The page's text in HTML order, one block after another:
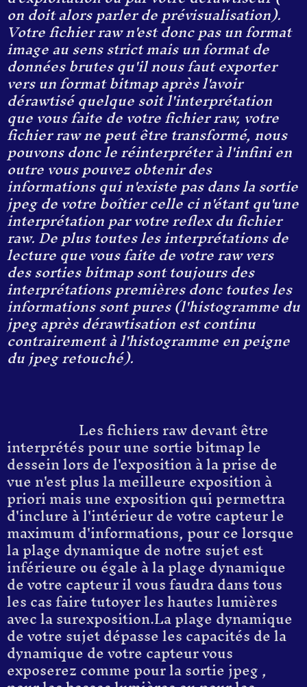
on doit alors parler de prévisualisation).
Votre fichier raw n'est donc pas un format
image au sens strict mais un format de
données brutes qu'il nous faut exporter
vers un format bitmap après l'avoir
dérawtisé quelque soit l'interprétation
que vous faite de votre fichier raw, votre
fichier raw ne peut être transformé, nous
pouvons donc le réinterpréter à l'infini en
outre vous pouvez obtenir des
informations qui n'existe pas dans la sortie
jpeg de votre boîtier celle ci n'étant qu'une
interprétation par votre reflex du fichier
raw. De plus toutes les interprétations de
lecture que vous faite de votre raw vers
des sorties bitmap sont toujours des
interprétations premières donc toutes les
informations sont pures (l'histogramme du
jpeg après dérawtisation est continu
contrairement à l'histogramme en peigne
du jpeg retouché).
Les fichiers raw devant être
interprétés pour une sortie bitmap le
dessein lors de l'exposition à la prise de
vue n'est plus la meilleure exposition à
priori mais une exposition qui permettra
d'inclure à l'intérieur de votre capteur le
maximum d'informations, pour ce lorsque
la plage dynamique de notre sujet est
inférieure ou égale à la plage dynamique
de votre capteur il vous faudra dans tous
les cas faire tutoyer les hautes lumières
avec la surexposition.La plage dynamique
de votre sujet dépasse les capacités de la
dynamique de votre capteurvous
exposerez comme pour la sortie jpeg ,